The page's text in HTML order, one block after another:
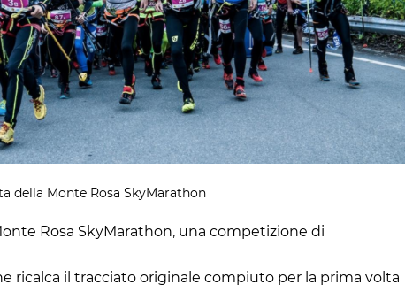
della Monte Rosa SkyMarathon
Rosa SkyMarathon, una competizione di
ricalca il tracciato originale compiuto per la prima volta